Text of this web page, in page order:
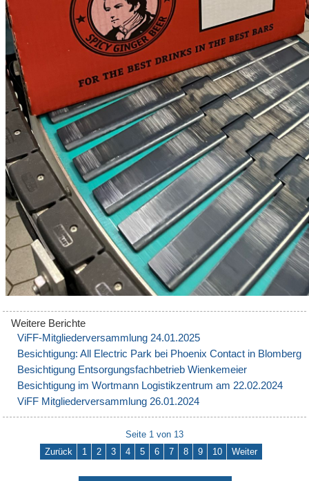
ViFF-Mitgliederversammlung 24.01.2025
Besichtigung: All Electric Park bei Phoenix Contact in Blomberg
Besichtigung Entsorgungsfachbetrieb Wienkemeier
Besichtigung im Wortmann Logistikzentrum am 22.02.2024
ViFF Mitgliederversammlung 26.01.2024
Seite 1 von 13
Zurück
1 2 3 4 5 6 7 8 9 10 Weiter